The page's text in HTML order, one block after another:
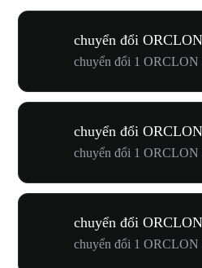
chuyển đổi
chuyển đổi 1 ORCLON
chuyển đổi
chuyển đổi 1 ORCLON
chuyển đổi